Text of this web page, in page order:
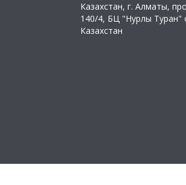
Казахстан, г. Алматы,
140/4, БЦ "Нурлы Туран"
Казахстан